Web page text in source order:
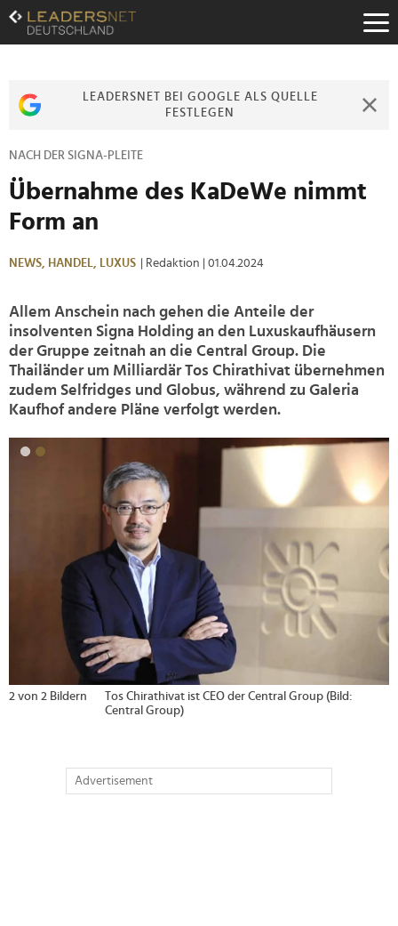
Zum
Inhalt
Zur
Zur
LEADERSNET BEI GOOGLE ALS QUELLE
FESTLEGEN
NACH DER SIGNA-PLEITE
Übernahme des KaDeWe nimmt
Form an
NEWS, HANDEL, LUXUS | Redaktion | 01.04.2024
Allem Anschein nach gehen die Anteile der
insolventen Signa Holding an den Luxuskaufhäusern
der Gruppe zeitnah an die Central Group. Die
Thailänder um Milliardär Tos Chirathivat übernehmen
zudem Selfridges und Globus, während zu Galeria
Kaufhof andere Pläne verfolgt werden.
2 von 2 Bildern
Tos Chirathivat ist CEO der Central Group (Bild:
Central Group)
Advertisement